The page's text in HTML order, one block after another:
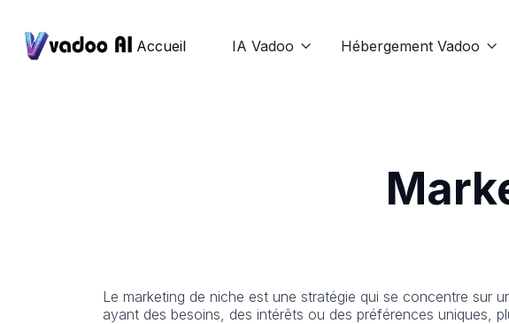
Accueil IA Vadoo  Hébergement Vadoo 
Le marketing de niche est une stratégie qui se concentre sur
ayant des besoins, des intérêts ou des préférences uniques,